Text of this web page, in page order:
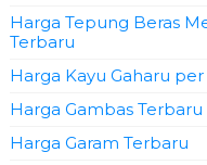
Harga Tepung Beras
Terbaru
Harga Kayu Gaharu
Harga Gambas Terbaru
Harga Garam Terbaru